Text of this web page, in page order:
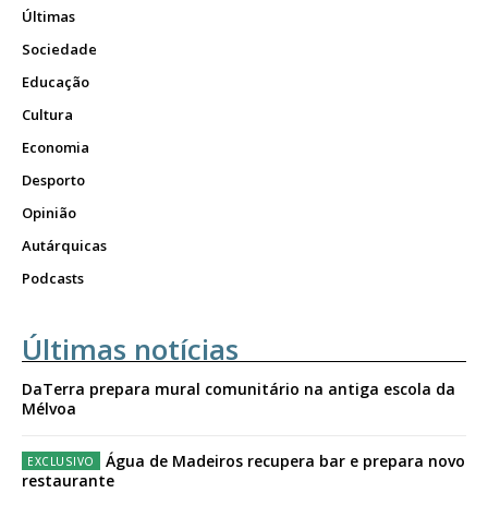
Últimas
Sociedade
Educação
Cultura
Economia
Desporto
Opinião
Autárquicas
Podcasts
Últimas notícias
DaTerra prepara mural comunitário na antiga escola da
Mélvoa
Água de Madeiros recupera bar e prepara novo
restaurante